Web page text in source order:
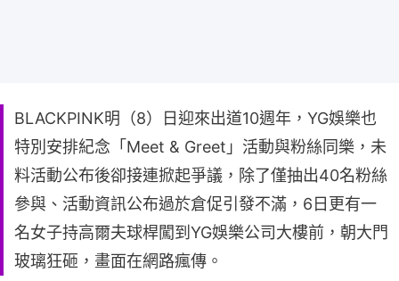
BLACKPINK明（8）日迎來出道10週年，YG娛樂也
特別安排紀念「Meet & Greet」活動與粉絲同樂，未
料活動公布後卻接連掀起爭議，除了僅抽出40名粉絲
參與、活動資訊公布過於倉促引發不滿，6日更有一
名女子持高爾夫球桿闖到YG娛樂公司大樓前，朝大門
玻璃狂砸，畫面在網路瘋傳。